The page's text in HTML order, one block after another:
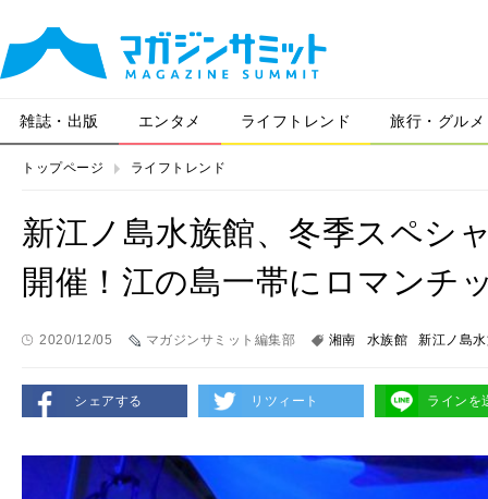
雑誌・出版 エンタメ ライフトレンド 旅行・グルメ
トップページ ライフトレンド
新江ノ島水族館、冬季スペシ
開催！江の島一帯にロマンチ
2020/12/05 マガジンサミット編集部 湘南 水族館 新江ノ島
シェアする リツィート ラインを